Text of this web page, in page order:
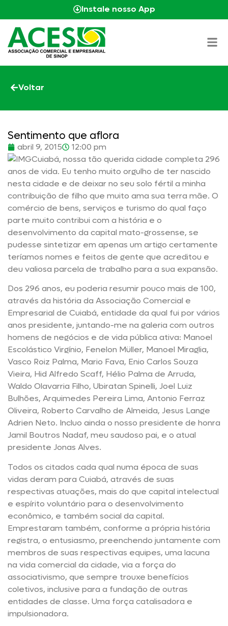
Instale nosso App
Voltar
Sentimento que aflora
abril 9, 2015
12:00 pm
Cuiabá, nossa tão querida cidade completa 296
anos de vida. Eu tenho muito orgulho de ter nascido
nesta cidade e de deixar no seu solo fértil a minha
contribuição de filho que muito ama sua terra mãe. O
comércio de bens, serviços e turismo do qual faço
parte muito contribui com a história e o
desenvolvimento da capital mato-grossense, se
pudesse sintetizar em apenas um artigo certamente
teríamos nomes e feitos de gente que acreditou e
deu valiosa parcela de trabalho para a sua expansão.
Dos 296 anos, eu poderia resumir pouco mais de 100,
através da história da Associação Comercial e
Empresarial de Cuiabá, entidade da qual fui por vários
anos presidente, juntando-me na galeria com outros
homens de negócios e de vida pública ativa: Manoel
Escolástico Virgínio, Fenelon Müller, Manoel Miraglia,
Vasco Roiz Palma, Mario Fava, Enio Carlos Souza
Vieira, Hid Alfredo Scaff, Hélio Palma de Arruda,
Waldo Olavarria Filho, Ubiratan Spinelli, Joel Luiz
Bulhões, Arquimedes Pereira Lima, Antonio Ferraz
Oliveira, Roberto Carvalho de Almeida, Jesus Lange
Adrien Neto. Incluo ainda o nosso presidente de honra
Jamil Boutros Nadaf, meu saudoso pai, e o atual
presidente Jonas Alves.
Todos os citados cada qual numa época de suas
vidas deram para Cuiabá, através de suas
respectivas atuações, mais do que capital intelectual
e espírito voluntário para o desenvolvimento
econômico, e também social da capital.
Emprestaram também, conforme a própria história
registra, o entusiasmo, preenchendo juntamente com
membros de suas respectivas equipes, uma lacuna
na vida comercial da cidade, via a força do
associativismo, que sempre trouxe benefícios
coletivos, inclusive para a fundação de outras
entidades de classe. Uma força catalisadora e
impulsionadora.